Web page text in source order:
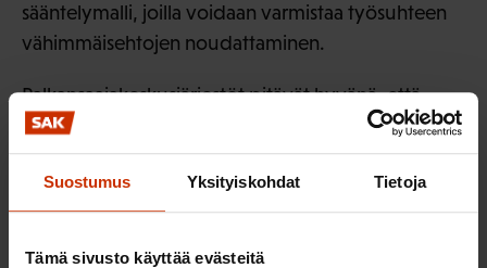
Suostumus Yksityiskohdat Tietoja
Tämä sivusto käyttää evästeitä
sääntelymalli, joilla voidaan varmistaa työsuhteen
vähimmäisehtojen noudattaminen.
Palkansaajakeskusjärjestöt pitävät hyvänä, että
suosituksessa ehdotetaan yrityksille avoimempaa
yhteiskuntavastuusta viestittämistä,
huolellisuusvelvoitteen sisällyttämistä toimintaan,
ihmisoikeusloukkauksiin liittyviä toimintaa korjaavia
menettelyjä ja ihmisoikeuksien toteutumisen